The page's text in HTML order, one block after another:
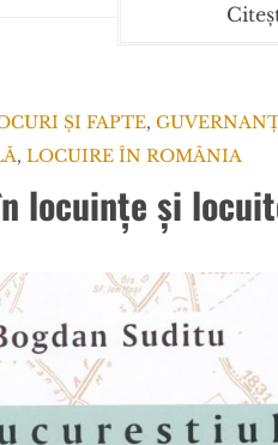
ȘI FAPTE,
,LOCUIRE ÎN ROMÂNIA
locuințe și